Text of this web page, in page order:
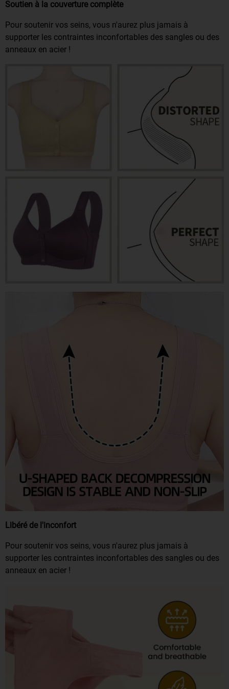
Soutien à la couverture complète
Pour soutenir vos seins, vous n'aurez plus jamais à
supporter les contraintes inconfortables des sangles ou des
anneaux en acier !
Libéré de l'inconfort
Pour soutenir vos seins, vous n'aurez plus jamais à
supporter les contraintes inconfortables des sangles ou des
anneaux en acier !